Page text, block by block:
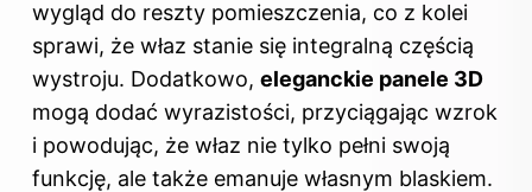
wygląd do reszty pomieszczenia, co z kolei
sprawi, że właz stanie się integralną częścią
wystroju. Dodatkowo, eleganckie panele 3D
mogą dodać wyrazistości, przyciągając wzrok
i powodując, że właz nie tylko pełni swoją
funkcję, ale także emanuje własnym blaskiem.